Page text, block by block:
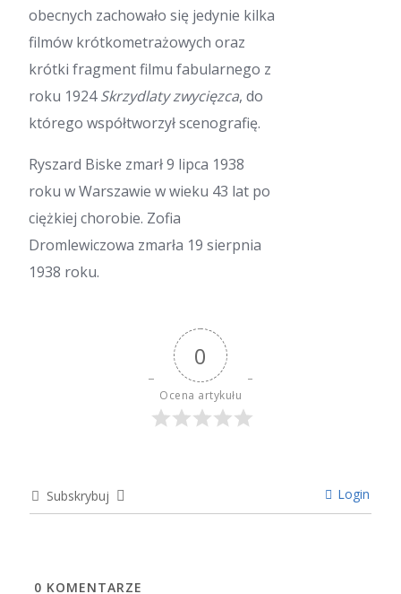
obecnych zachowało się jedynie kilka
filmów krótkometrażowych oraz
krótki fragment filmu fabularnego z
roku 1924Skrzydlaty zwycięzca, do
którego współtworzył scenografię.
Ryszard Biske zmarł 9 lipca 1938
roku w Warszawie w wieku 43 lat po
ciężkiej chorobie. Zofia
Dromlewiczowa zmarła 19 sierpnia
1938 roku.
0
Ocena artykułu
Subskrybuj Login
0 KOMENTARZE